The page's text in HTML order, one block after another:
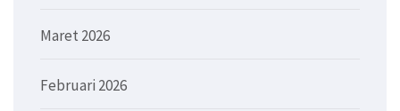
Maret 2026
Februari 2026